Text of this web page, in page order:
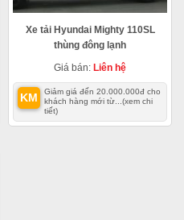
Xe tải Hyundai Mighty 110SL
thùng đông lạnh
Giá bán: Liên hệ
KM
Giảm giá đến 20.000.000đ cho
khách hàng mới từ... (xem chi
tiết)